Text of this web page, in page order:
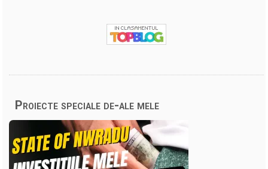
Proiecte speciale de-ale mele